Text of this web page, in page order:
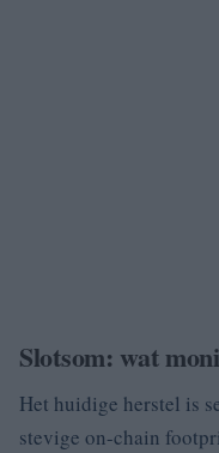
Slotsom: wat
Het huidige herstel is
stevige on-chain